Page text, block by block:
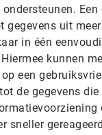
Een
gegevens uit
in één
kunnen
een
de gegevens
sneller